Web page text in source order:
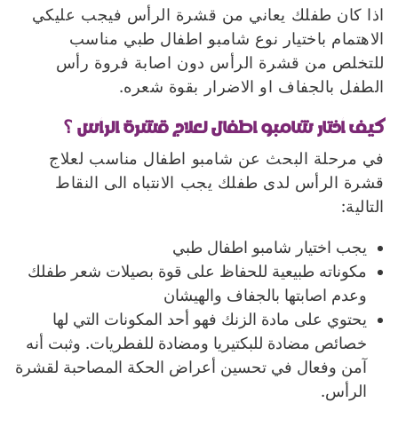
اذا كان طفلك يعاني من قشرة الرأس فيجب عليكي
الاهتمام باختيار نوع شامبو اطفال طبي مناسب
للتخلص من قشرة الرأس دون اصابة فروة رأس
الطفل بالجفاف او الاضرار بقوة شعره.
كيف أختار شامبو اطفال لعلاج قشرة الرأس ؟
في مرحلة البحث عن شامبو اطفال مناسب لعلاج
قشرة الرأس لدى طفلك يجب الانتباه الى النقاط
التالية:
يجب اختيار شامبو اطفال طبي
مكوناته طبيعية للحفاظ على قوة بصيلات شعر طفلك
وعدم اصابتها بالجفاف والهيشان
يحتوي على مادة الزنك فهو أحد المكونات التي لها
خصائص مضادة للبكتيريا ومضادة للفطريات. وثبت أنه
آمن وفعال في تحسين أعراض الحكة المصاحبة لقشرة
الرأس.